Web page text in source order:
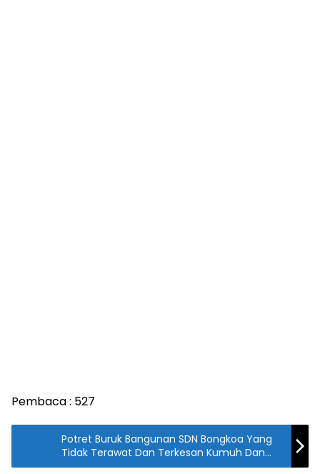
Pembaca : 527
Potret Buruk Bangunan SDN Bongkoa Yang
Tidak Terawat Dan Terkesan Kumuh Dan
Jorok